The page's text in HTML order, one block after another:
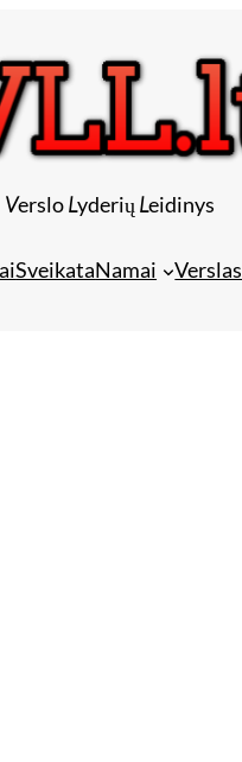
VersloLyderių Leidinys
SveikataNamai Verslas